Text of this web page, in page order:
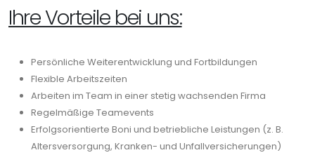
Ihre Vorteile bei uns:
Persönliche Weiterentwicklung und Fortbildungen
Flexible Arbeitszeiten
Arbeiten im Team in einer stetig wachsenden Firma
Regelmäßige Teamevents
Erfolgsorientierte Boni und betriebliche Leistungen (z. B.
Altersversorgung, Kranken- und Unfallversicherungen)